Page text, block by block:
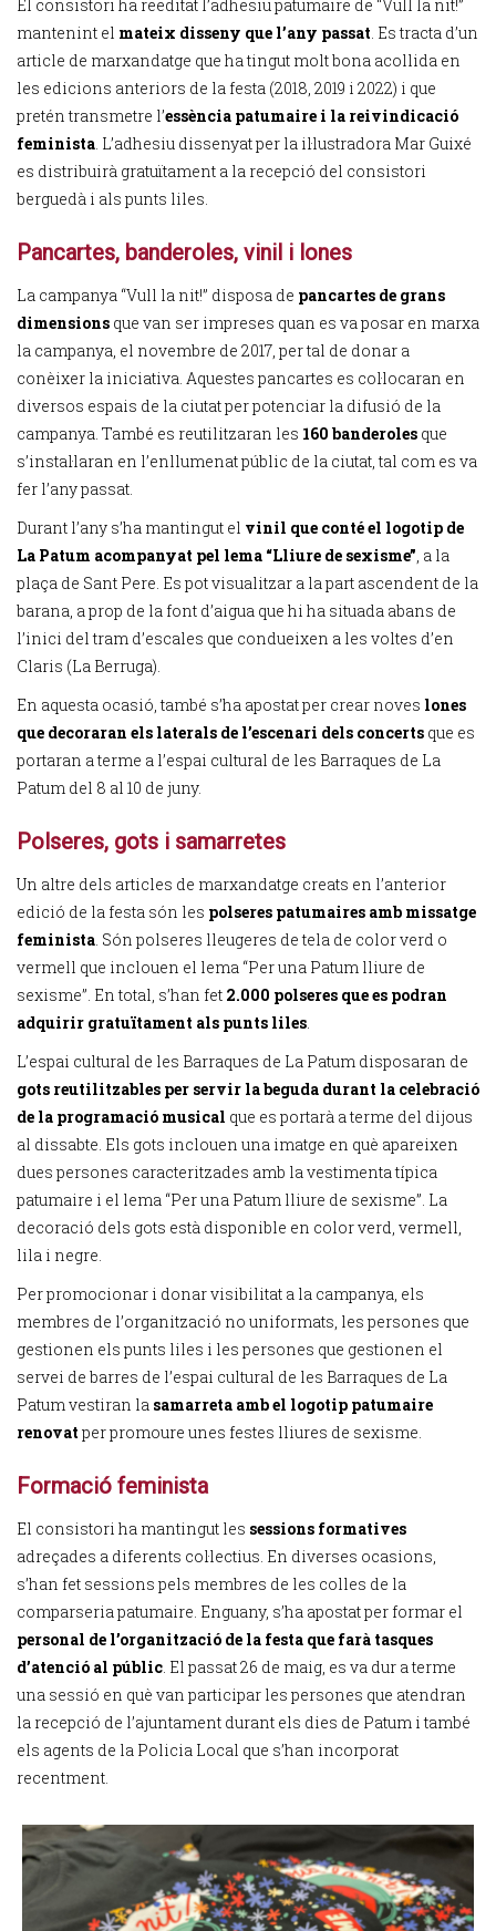
El consistori ha reeditat l’adhesiu patumaire de “Vull la nit!”
mantenint el mateix disseny que l’any passat. Es tracta d’un
article de marxandatge que ha tingut molt bona acollida en
les edicions anteriors de la festa (2018, 2019 i 2022) i que
pretén transmetre l’essència patumaire i la reivindicació
feminista. L’adhesiu dissenyat per la il·lustradora Mar Guixé
es distribuirà gratuïtament a la recepció del consistori
berguedà i als punts liles.
Pancartes, banderoles, vinil i lones
La campanya “Vull la nit!” disposa de pancartes de grans
dimensions que van ser impreses quan es va posar en marxa
la campanya, el novembre de 2017, per tal de donar a
conèixer la iniciativa. Aquestes pancartes es col·locaran en
diversos espais de la ciutat per potenciar la difusió de la
campanya. També es reutilitzaran les 160 banderoles que
s’instal·laran en l’enllumenat públic de la ciutat, tal com es va
fer l’any passat.
Durant l’any s’ha mantingut el vinil que conté el logotip de
La Patum acompanyat pel lema “Lliure de sexisme”, a la
plaça de Sant Pere. Es pot visualitzar a la part ascendent de la
barana, a prop de la font d’aigua que hi ha situada abans de
l’inici del tram d’escales que condueixen a les voltes d’en
Claris (La Berruga).
En aquesta ocasió, també s’ha apostat per crear noves lones
que decoraran els laterals de l’escenari dels concerts que es
portaran a terme a l’espai cultural de les Barraques de La
Patum del 8 al 10 de juny.
Polseres, gots i samarretes
Un altre dels articles de marxandatge creats en l’anterior
edició de la festa són les polseres patumaires amb missatge
feminista. Són polseres lleugeres de tela de color verd o
vermell que inclouen el lema “Per una Patum lliure de
sexisme”. En total, s’han fet 2.000 polseres que es podran
adquirir gratuïtament als punts liles.
L’espai cultural de les Barraques de La Patum disposaran de
gots reutilitzables per servir la beguda durant la celebració
de la programació musical que es portarà a terme del dijous
al dissabte. Els gots inclouen una imatge en què apareixen
dues persones caracteritzades amb la vestimenta típica
patumaire i el lema “Per una Patum lliure de sexisme”. La
decoració dels gots està disponible en color verd, vermell,
lila i negre.
Per promocionar i donar visibilitat a la campanya, els
membres de l’organització no uniformats, les persones que
gestionen els punts liles i les persones que gestionen el
servei de barres de l’espai cultural de les Barraques de La
Patum vestiran la samarreta amb el logotip patumaire
renovat per promoure unes festes lliures de sexisme.
Formació feminista
El consistori ha mantingut les sessions formatives
adreçades a diferents col·lectius. En diverses ocasions,
s’han fet sessions pels membres de les colles de la
comparseria patumaire. Enguany, s’ha apostat per formar el
personal de l’organització de la festa que farà tasques
d’atenció al públic. El passat 26 de maig, es va dur a terme
una sessió en què van participar les persones que atendran
la recepció de l’ajuntament durant els dies de Patum i també
els agents de la Policia Local que s’han incorporat
recentment.